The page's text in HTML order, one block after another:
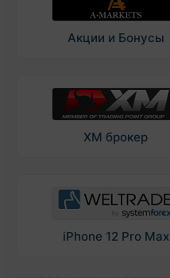
Акции и Бонусы
XM брокер
iPhone 12 Pro Max